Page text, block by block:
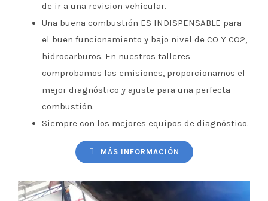
de ir a una revision vehicular.
Una buena combustión ES INDISPENSABLE para
el buen funcionamiento y bajo nivel de CO Y CO2,
hidrocarburos. En nuestros talleres
comprobamos las emisiones, proporcionamos el
mejor diagnóstico y ajuste para una perfecta
combustión.
Siempre con los mejores equipos de diagnóstico.
MÁS INFORMACIÓN